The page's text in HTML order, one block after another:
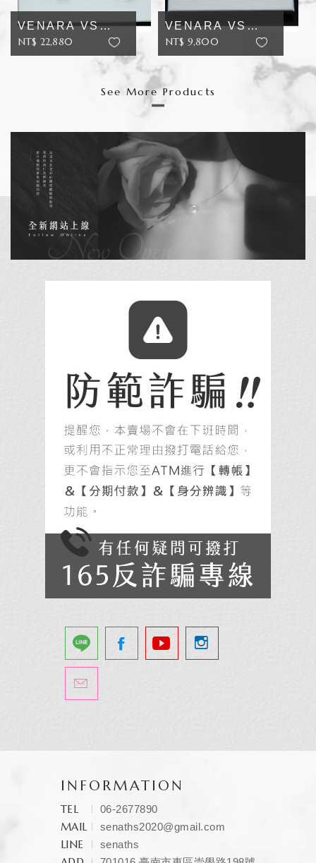
VENARA VS
10K D 48.2分 花
NT$ 22,880 加入追蹤
VENARA VS
10K D 13.6分 蝴
NT$ 9,800 加入追蹤
See More Products
INFORMATION
TEL 06-2677890
MAIL senaths2020@gmail.com
LINE senaths